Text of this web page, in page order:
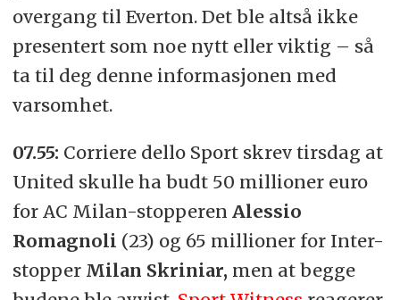
overgang til Everton. Det ble altså ikke
presentert som noe nytt eller viktig – så
ta til deg denne informasjonen med
varsomhet.
07.55: Corriere dello Sport skrev tirsdag at
United skulle ha budt 50 millioner euro
for AC Milan-stopperen Alessio
Romagnoli (23) og 65 millioner for Inter-
stopper Milan Skriniar, men at begge